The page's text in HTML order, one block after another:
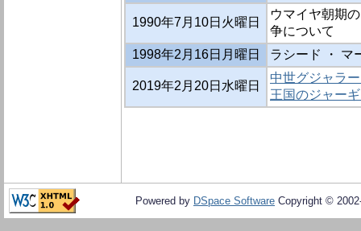
1990年7月10日火曜日
ウマイヤ朝期
争について
1998年2月16日月曜日
ラシード ・ マ
2019年2月20日水曜日
中世グジャラ
王国のジャー
Powered by DSpace Software Copyright ©